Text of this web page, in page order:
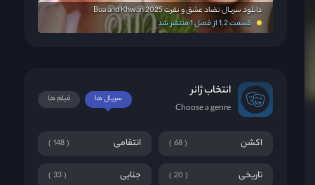
دانلود سریال تضاد عشق و نفرت Bua and Khwan 2025
قسمت 1,2 از فصل 1 منتشر شد
انتخاب ژانر
Choose a genre
فیلم ها سریال ها
اکشن 68 انتقامی 148
تاریخی 20 جنایی 33